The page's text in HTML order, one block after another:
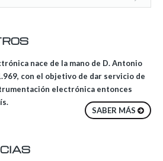
nace de la mano de D. Antonio
con el objetivo de dar servicio de
electrónica entonces
SABER MÁS